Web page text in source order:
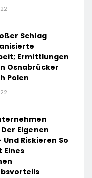
Schlag
Ermittlungen
Osnabrücker
Polen
Eigenen
Riskieren So
Eines